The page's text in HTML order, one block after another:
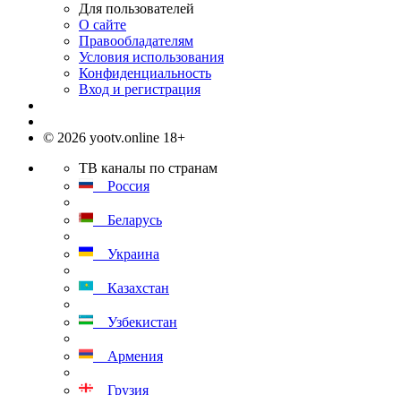
Для пользователей
О сайте
Правообладателям
Условия использования
Конфиденциальность
Вход и регистрация
© 2026 yootv.online 18+
ТВ каналы по странам
Россия
Беларусь
Украина
Казахстан
Узбекистан
Армения
Грузия